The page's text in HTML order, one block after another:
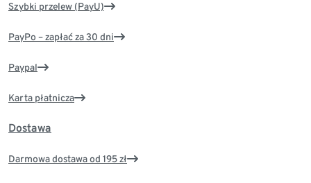
Szybki przelew (PayU)
PayPo – zapłać za 30 dni
Paypal
Karta płatnicza
Dostawa
Darmowa dostawa od 195 zł